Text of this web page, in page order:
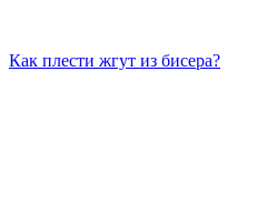
Как плести жгут из бисера?